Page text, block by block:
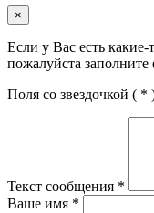
×
Если у Вас есть
пожалуйста
Поля со звездочкой ( *
Текст сообщения *
Ваше имя *